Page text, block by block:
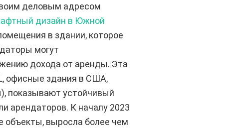
деловым адресом
дизайн в Южной
в здании, которое
могут
дохода от аренды. Эта
офисные здания в США,
показывают устойчивый
арендаторов. К началу 2023
объекты, выросла более чем